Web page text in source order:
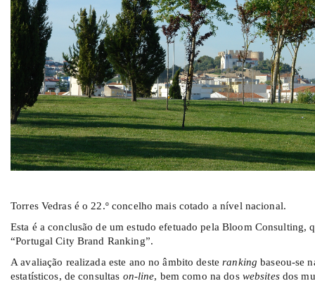
Torres Vedras é o 22.º concelho mais cotado a nível nacional.
Esta é a conclusão de um estudo efetuado pela Bloom Consulting,
“Portugal City Brand Ranking”.
A avaliação realizada este ano no âmbito desteranking baseou-se
estatísticos, de consultas on-line, bem como na dos websitesdos